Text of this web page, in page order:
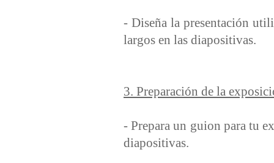
- Diseña la presentación
largos en las diapositivas.
3. Preparación de la
- Prepara un guion para tu
diapositivas.